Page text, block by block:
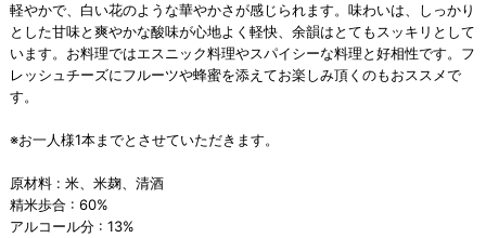
軽やかで、白い花のような華やかさが感じられます。味わいは、しっかり
とした甘味と爽やかな酸味が心地よく軽快、余韻はとてもスッキリとして
います。お料理ではエスニック料理やスパイシーな料理と好相性です。フ
レッシュチーズにフルーツや蜂蜜を添えてお楽しみ頂くのもおススメで
す。
※お一人様1本までとさせていただきます。
原材料 : 米、米麹、清酒
精米歩合 : 60%
アルコール分 : 13%